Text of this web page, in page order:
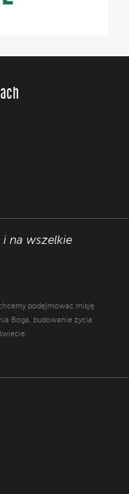
i na wszelkie
podejmować misję
Boga, budowanie życia